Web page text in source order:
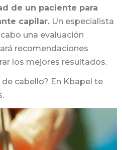
de un paciente para
capilar. Un especialista
una evaluación
recomendaciones
los mejores resultados.
cabello? En Kbapel te